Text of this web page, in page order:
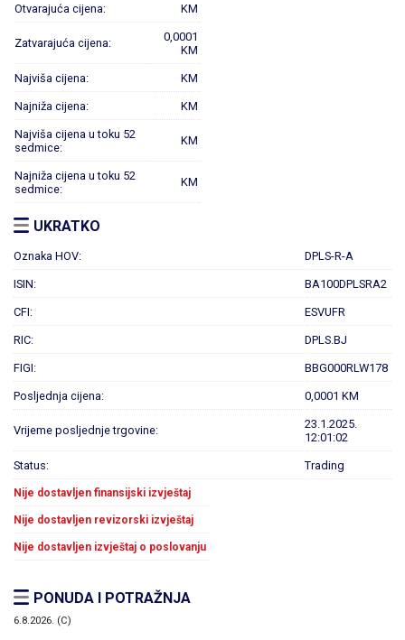
Otvarajuća cijena: KM
Zatvarajuća cijena:
0,0001
KM
Najviša cijena: KM
Najniža cijena: KM
Najviša cijena u toku 52
sedmice:
KM
Najniža cijena u toku 52
sedmice:
KM
UKRATKO
Oznaka HOV: DPLS-R-A
ISIN: BA100DPLSRA2
CFI: ESVUFR
RIC: DPLS.BJ
FIGI: BBG000RLW178
Posljednja cijena: 0,0001 KM
Vrijeme posljednje trgovine:
23.1.2025.
12:01:02
Status: Trading
Nije dostavljen finansijski izvještaj
Nije dostavljen revizorski izvještaj
Nije dostavljen izvještaj o poslovanju
PONUDA I POTRAŽNJA
6.8.2026. (C)